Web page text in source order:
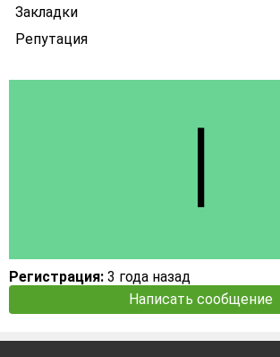
Закладки
Репутация
Регистрация: 3 года назад
Написать сообщение